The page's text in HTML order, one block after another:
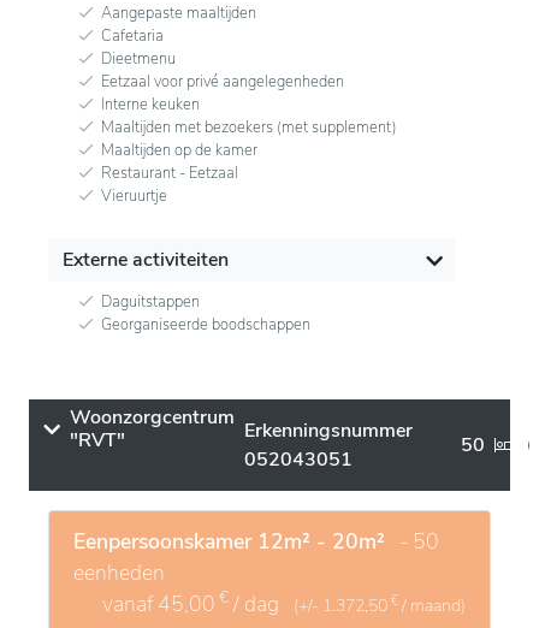
Aangepaste maaltijden
Cafetaria
Dieetmenu
Eetzaal voor privé aangelegenheden
Interne keuken
Maaltijden met bezoekers (met supplement)
Maaltijden op de kamer
Restaurant - Eetzaal
Vieruurtje
Externe activiteiten
Daguitstappen
Georganiseerde boodschappen
Woonzorgcentrum
"RVT"
Erkenningsnummer
052043051
50
Eenpersoonskamer 12m² - 20m² - 50
eenheden
vanaf45,00 € / dag (+/- 1.372,50 € / maand)